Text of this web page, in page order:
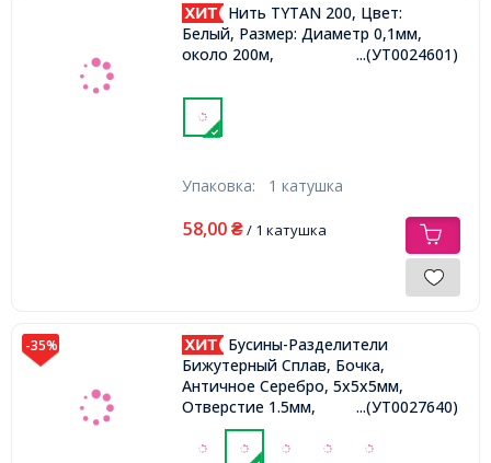
Нить TYTAN 200, Цвет:
Белый, Размер: Диаметр 0,1мм,
около 200м,
...(УТ0024601)
Упаковка: 1 катушка
58,00 ₴/ 1 катушка
-35%
Бусины-Разделители
Бижутерный Сплав, Бочка,
Античное Серебро, 5х5х5мм,
Отверстие 1.5мм,
...(УТ0027640)